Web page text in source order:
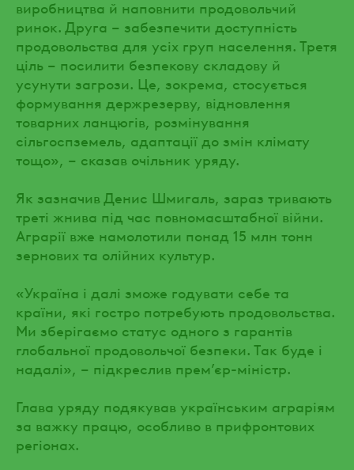
виробництва й наповнити продовольчий
ринок. Друга – забезпечити доступність
продовольства для усіх груп населення. Третя
ціль – посилити безпекову складову й
усунути загрози. Це, зокрема, стосується
формування держрезерву, відновлення
товарних ланцюгів, розмінування
сільгоспземель, адаптації до змін клімату
тощо», – сказав очільник уряду.
Як зазначив Денис Шмигаль, зараз тривають
треті жнива під час повномасштабної війни.
Аграрії вже намолотили понад 15 млн тонн
зернових та олійних культур.
«Україна і далі зможе годувати себе та
країни, які гостро потребують продовольства.
Ми зберігаємо статус одного з гарантів
глобальної продовольчої безпеки. Так буде і
надалі», – підкреслив прем’єр-міністр.
Глава уряду подякував українським аграріям
за важку працю, особливо в прифронтових
регіонах.